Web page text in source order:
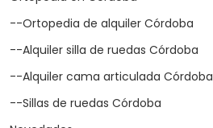
--Ortopedia de alquiler Córdoba
--Alquiler silla de ruedas Córdoba
--Alquiler cama articulada Córdoba
--Sillas de ruedas Córdoba